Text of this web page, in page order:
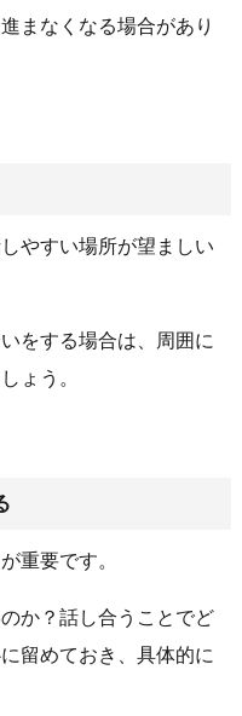
まなくなる場合があり
やすい場所が望ましい
をする場合は、周囲に
ょう。
重要です。
か？話し合うことでど
留めておき、具体的に